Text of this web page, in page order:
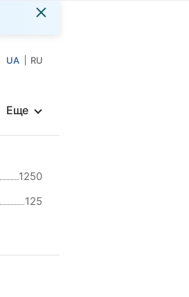
×
UA RU
Еще
1250
125